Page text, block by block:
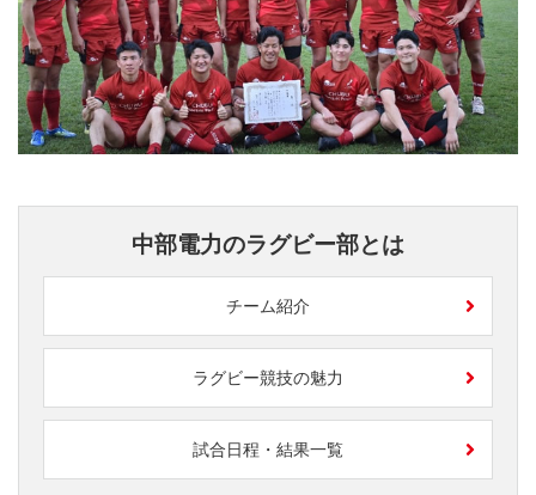
中部電力のラグビー部とは
チーム紹介
ラグビー競技の魅力
試合日程・結果一覧